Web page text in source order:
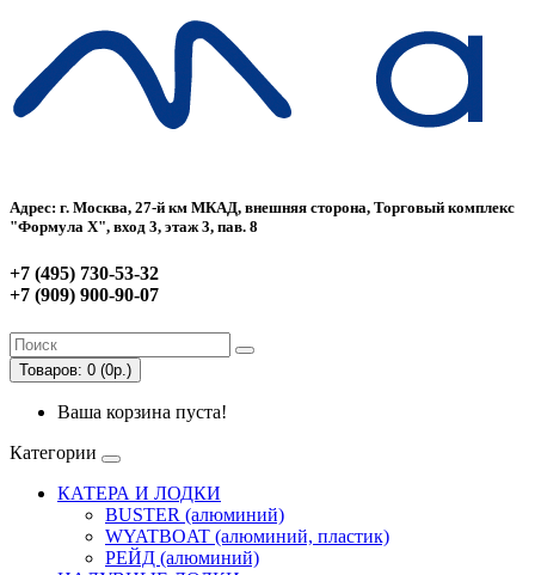
Адрес: г. Москва, 27-й км МКАД, внешняя сторона, Торговый комплекс
"Формула Х", вход 3, этаж 3, пав. 8
+7 (495) 730-53-32
+7 (909) 900-90-07
Товаров: 0 (0р.)
Ваша корзина пуста!
Категории
КАТЕРА И ЛОДКИ
BUSTER (алюминий)
WYATBOAT (алюминий, пластик)
РЕЙД (алюминий)